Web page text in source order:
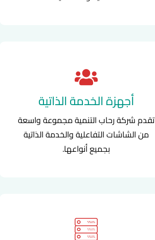
أجهزة الخدمة الذاتية
تقدم شركة رحاب التنمية مجموعة واسعة
من الشاشات التفاعلية والخدمة الذاتية
بجميع أنواعها.